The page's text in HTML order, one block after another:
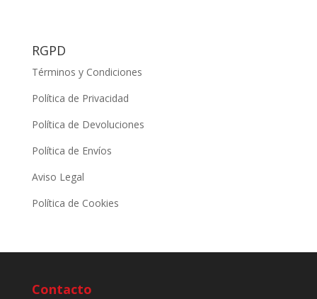
RGPD
Términos y Condiciones
Política de Privacidad
Política de Devoluciones
Política de Envíos
Aviso Legal
Política de Cookies
Contacto